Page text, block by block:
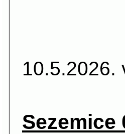
10.5.2026.
Sezemice